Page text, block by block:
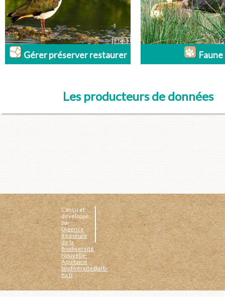
Gérer préserver restaurer Faune
Les producteurs de données
Conçu et
développé
par :
l’Agence
Régionale
de la
Biodiversité
Nouvelle-
Aquitaine
biodiversite@arb-
na.fr